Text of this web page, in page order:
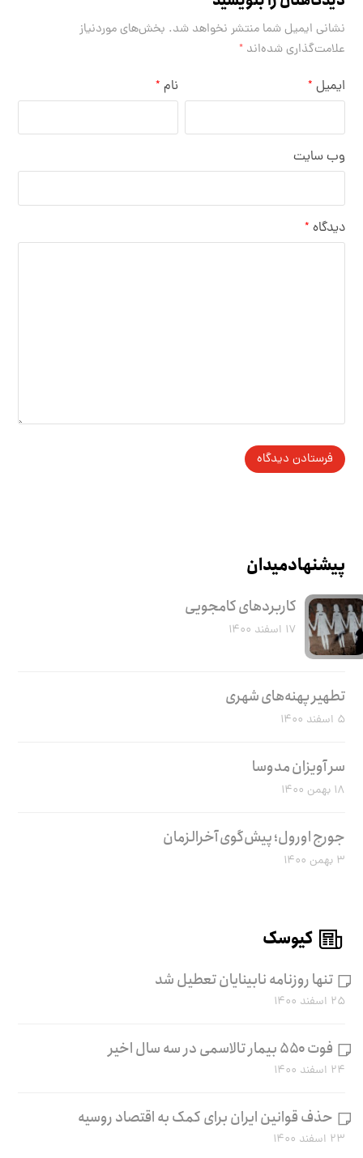
نشانی ایمیل شما منتشر نخواهد شد. بخش‌های موردنیاز
علامت‌گذاری شده‌اند*
نام * ایمیل *
وب‌ سایت
دیدگاه *
پیشنهاد میدان
کاربرد‌های کامجویی
۱۷ اسفند ۱۴۰۰
تطهیر پهنه‌های شهری
۵ اسفند ۱۴۰۰
سر آویزان مدوسا
۱۸ بهمن ۱۴۰۰
جورج اورول؛ پیش‌گوی آخرالزمان
۳ بهمن ۱۴۰۰
کیوسک
تنها روزنامه نابینایان تعطیل شد
۲۵ اسفند ۱۴۰۰
فوت ۵۵۰ بیمار تالاسمی در سه سال اخیر
۲۴ اسفند ۱۴۰۰
حذف قوانین ایران برای کمک به اقتصاد روسیه
۲۳ اسفند ۱۴۰۰